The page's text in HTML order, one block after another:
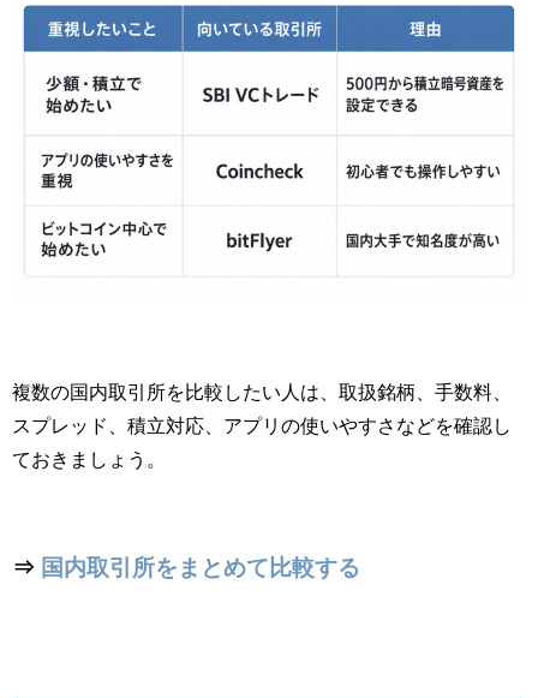
複数の国内取引所を比較したい人は、取扱銘柄、手数料、
スプレッド、積立対応、アプリの使いやすさなどを確認し
ておきましょう。
⇒ 国内取引所をまとめて比較する